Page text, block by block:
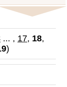
... , 17, 18,
)